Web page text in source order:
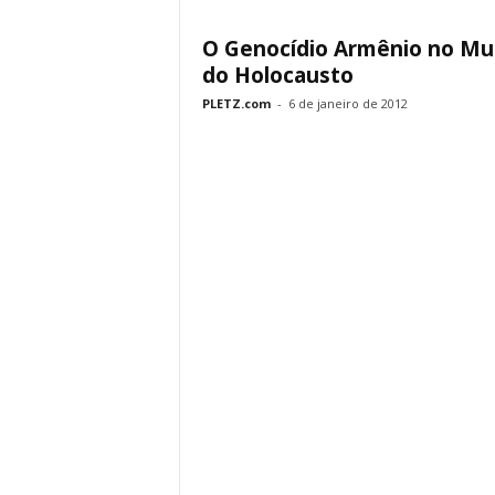
O Genocídio Armênio no
do Holocausto
PLETZ.com - 6 de janeiro de 2012